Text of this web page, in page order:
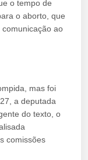
o tempo de
o aborto, que
ao
mas foi
a deputada
do texto, o
comissões